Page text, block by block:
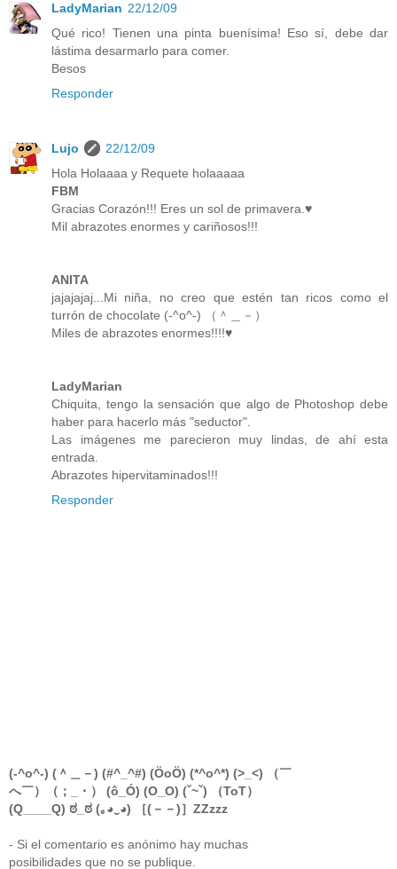
LadyMarian 22/12/09
Qué rico! Tienen una pinta buenísima! Eso sí, debe dar
lástima desarmarlo para comer.
Besos
Responder
Lujo
22/12/09
Hola Holaaaa y Requete holaaaaa
FBM
Gracias Corazón!!! Eres un sol de primavera.♥
Mil abrazotes enormes y cariñosos!!!
ANITA
jajajajaj...Mi niña, no creo que estén tan ricos como el
turrón de chocolate (-^o^-) （＾＿－）
Miles de abrazotes enormes!!!!♥
LadyMarian
Chiquita, tengo la sensación que algo de Photoshop debe
haber para hacerlo más "seductor".
Las imágenes me parecieron muy lindas, de ahí esta
entrada.
Abrazotes hipervitaminados!!!
Responder
(-^o^-) (＾＿－) (#^_^#) (ÖoÖ) (*^o^*) (>_<) （￣
へ￣）（；_・） (ô_Ó) (O_O) (ˇ~ˇ) （ToT）
(Q____Q) ಠ_ಠ (｡◕‿◕) ［(－－)］ZZzzz
- Si el comentario es anónimo hay muchas
posibilidades que no se publique.